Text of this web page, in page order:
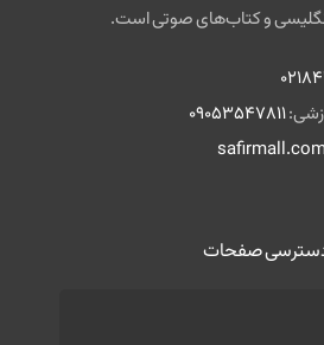
انگلیسی و کتاب‌های صوتی است.
09053547811
صفحات